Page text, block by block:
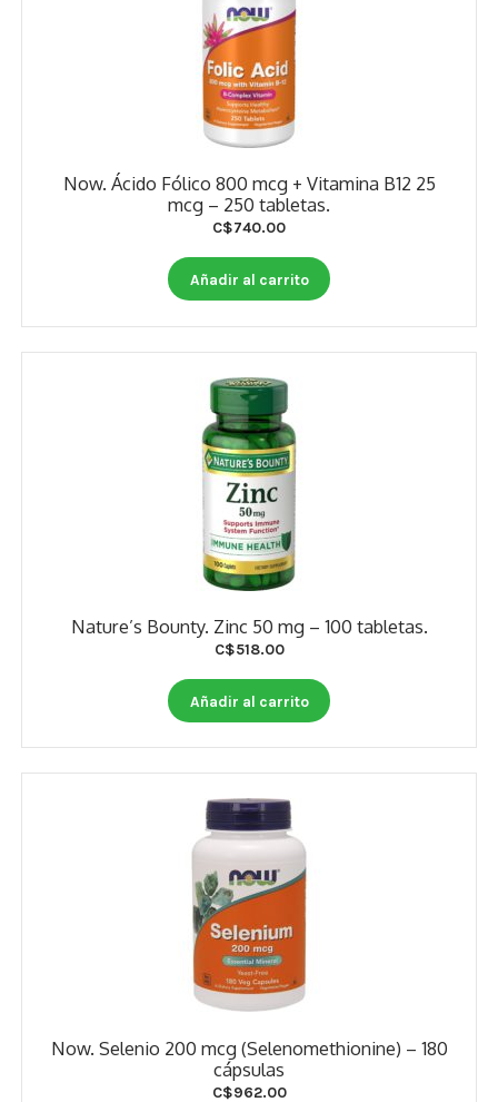
Now. Ácido Fólico 800 mcg + Vitamina B12 25
mcg – 250 tabletas.
C$740.00
Añadir al carrito
Nature’s Bounty. Zinc 50 mg – 100 tabletas.
C$518.00
Añadir al carrito
Now. Selenio 200 mcg (Selenomethionine) – 180
cápsulas
C$962.00